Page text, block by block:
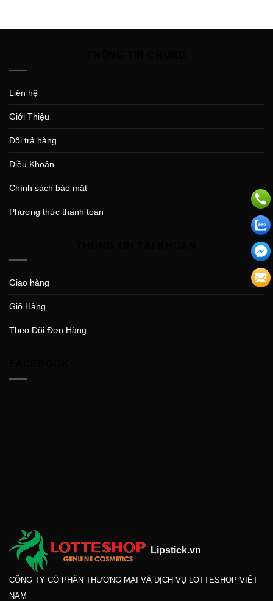
Liên hệ
Giới Thiệu
Đổi trả hàng
Điều Khoản
Chính sách bảo mật
Phương thức thanh toán
Giao hàng
Giỏ Hàng
Theo Dõi Đơn Hàng
Lipstick.vn
CÔNG TY CỔ PHẦN THƯƠNG MẠI VÀ DỊCH VỤ LOTTESHOP VIỆT
NAM